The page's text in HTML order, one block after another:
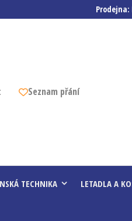
Prodejna:
Seznam přání
TECHNIKA LETADLA A